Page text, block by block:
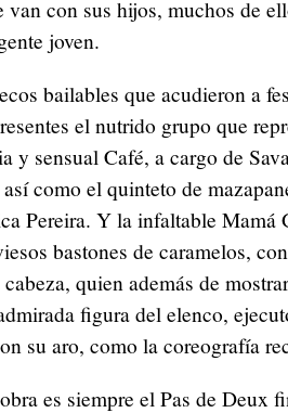
van con sus hijos, muchos de
joven.
bailables que acudieron a
el nutrido grupo que
y sensual Café, a cargo de
como el quinteto de
Pereira. Y la infaltable Mamá
bastones de caramelos,
quien además de
figura del elenco,
su aro, como la coreografía
es siempre el Pas de Deux